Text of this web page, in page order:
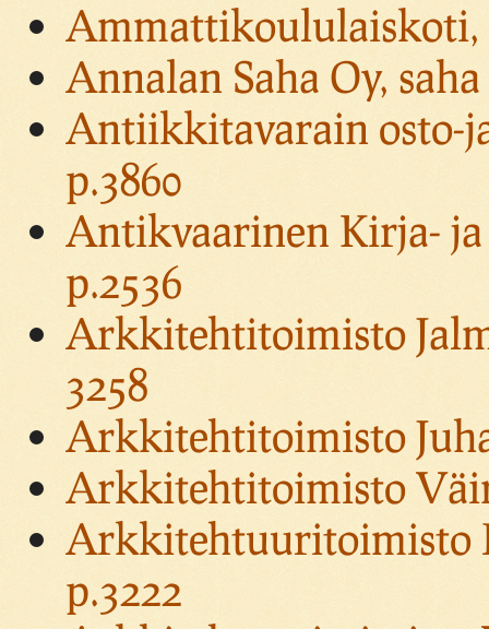
Ammattikoululaiskoti,
Annalan Saha Oy,
Antiikkitavarain osto-
p.3860
Antikvaarinen Kirja-
p.2536
Arkkitehtitoimisto
3258
Arkkitehtitoimisto
Arkkitehtitoimisto
Arkkitehtuuritoimisto
p.3222